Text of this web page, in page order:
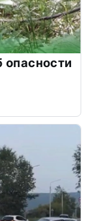
опасности